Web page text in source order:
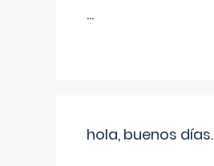
...
hola, buenos días.